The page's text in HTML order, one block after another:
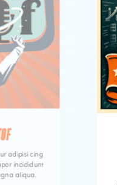
adipisi cing
incididunt
aliqua.